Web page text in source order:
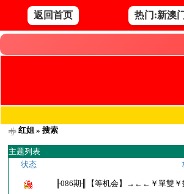
返回首页 热门:新澳
红姐 » 搜索
主题列表
状态
╟086期╢【等机会】→←←￥單